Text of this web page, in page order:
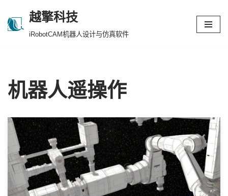
跳
越擎科技
iRobotCAM机器人设计与仿真软件
机器人遥操作